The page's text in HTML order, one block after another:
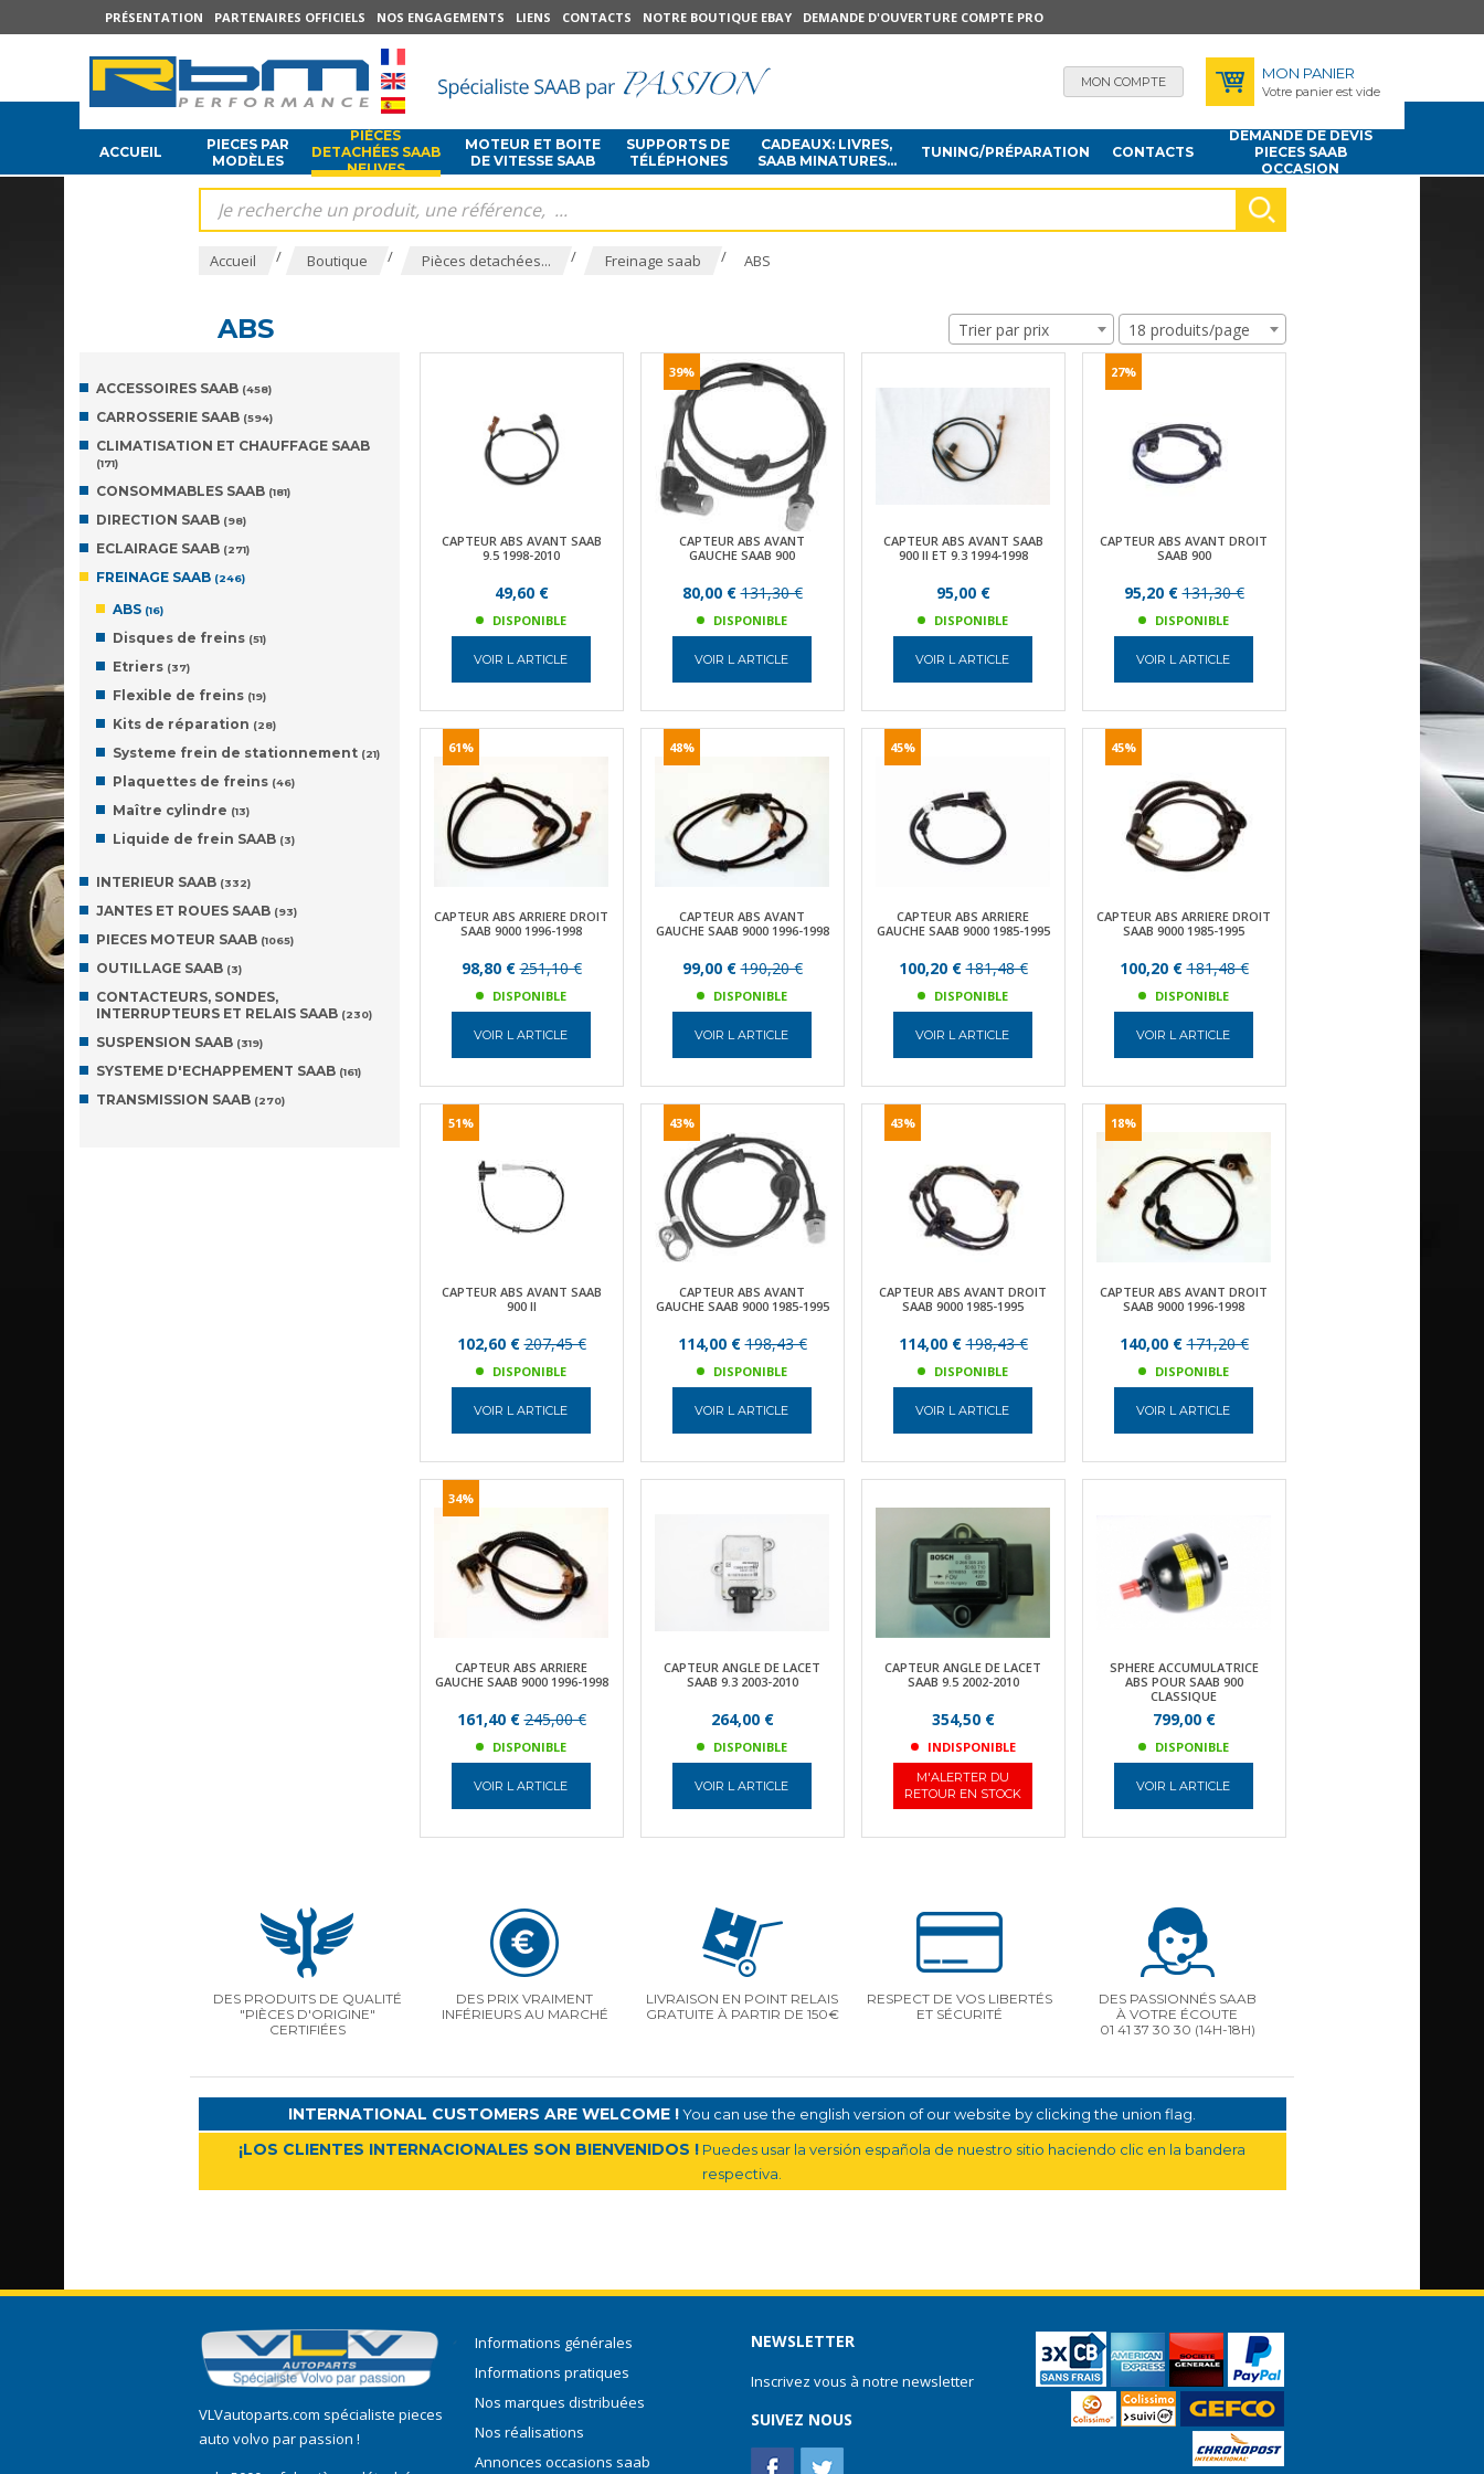
PRÉSENTATION PARTENAIRES OFFICIELS NOS ENGAGEMENTS LIENS CONTACTS NOTRE BOUTIQUE EBAY DEMANDE D'OUVERTURE COMPTE PRO
MON COMPTE MON PANIER
Votre panier est vide
ACCUEIL
PIECES PAR
MODÈLES
PIÈCES
DETACHÉES SAAB
NEUVES
MOTEUR ET BOITE
DE VITESSE SAAB
SUPPORTS DE
TÉLÉPHONES
CADEAUX: LIVRES,
SAAB MINATURES...
TUNING/PRÉPARATION CONTACTS
DEMANDE DE DEVIS
PIECES SAAB
OCCASION
Accueil / Boutique / Pièces detachées... / Freinage saab / ABS
ABS Trier par prix 18 produits/page
ACCESSOIRES SAAB (458)
CARROSSERIE SAAB (594)
CLIMATISATION ET CHAUFFAGE SAAB
(171)
CONSOMMABLES SAAB (181)
DIRECTION SAAB (98)
ECLAIRAGE SAAB (271)
FREINAGE SAAB (246)
ABS (16)
Disques de freins (51)
Etriers (37)
Flexible de freins (19)
Kits de réparation (28)
Systeme frein de stationnement (21)
Plaquettes de freins (46)
Maître cylindre (13)
Liquide de frein SAAB (3)
INTERIEUR SAAB (332)
JANTES ET ROUES SAAB (93)
PIECES MOTEUR SAAB (1065)
OUTILLAGE SAAB (3)
CONTACTEURS, SONDES,
INTERRUPTEURS ET RELAIS SAAB (230)
SUSPENSION SAAB (319)
SYSTEME D'ECHAPPEMENT SAAB (161)
TRANSMISSION SAAB (270)
CAPTEUR ABS AVANT SAAB
9.5 1998-2010
49,60 €
DISPONIBLE
VOIR L ARTICLE
39%
CAPTEUR ABS AVANT
GAUCHE SAAB 900
80,00 €131,30 €
DISPONIBLE
VOIR L ARTICLE
CAPTEUR ABS AVANT SAAB
900 II ET 9.3 1994-1998
95,00 €
DISPONIBLE
VOIR L ARTICLE
27%
CAPTEUR ABS AVANT DROIT
SAAB 900
95,20 €131,30 €
DISPONIBLE
VOIR L ARTICLE
61%
CAPTEUR ABS ARRIERE DROIT
SAAB 9000 1996-1998
98,80 €251,10 €
DISPONIBLE
VOIR L ARTICLE
48%
CAPTEUR ABS AVANT
GAUCHE SAAB 9000 1996-1998
99,00 €190,20 €
DISPONIBLE
VOIR L ARTICLE
45%
CAPTEUR ABS ARRIERE
GAUCHE SAAB 9000 1985-1995
100,20 €181,48 €
DISPONIBLE
VOIR L ARTICLE
45%
CAPTEUR ABS ARRIERE DROIT
SAAB 9000 1985-1995
100,20 €181,48 €
DISPONIBLE
VOIR L ARTICLE
51%
CAPTEUR ABS AVANT SAAB
900 II
102,60 €207,45 €
DISPONIBLE
VOIR L ARTICLE
43%
CAPTEUR ABS AVANT
GAUCHE SAAB 9000 1985-1995
114,00 €198,43 €
DISPONIBLE
VOIR L ARTICLE
43%
CAPTEUR ABS AVANT DROIT
SAAB 9000 1985-1995
114,00 €198,43 €
DISPONIBLE
VOIR L ARTICLE
18%
CAPTEUR ABS AVANT DROIT
SAAB 9000 1996-1998
140,00 €171,20 €
DISPONIBLE
VOIR L ARTICLE
34%
CAPTEUR ABS ARRIERE
GAUCHE SAAB 9000 1996-1998
161,40 €245,00 €
DISPONIBLE
VOIR L ARTICLE
CAPTEUR ANGLE DE LACET
SAAB 9.3 2003-2010
264,00 €
DISPONIBLE
VOIR L ARTICLE
CAPTEUR ANGLE DE LACET
SAAB 9.5 2002-2010
354,50 €
INDISPONIBLE
M'ALERTER DU
RETOUR EN STOCK
SPHERE ACCUMULATRICE
ABS POUR SAAB 900
CLASSIQUE
799,00 €
DISPONIBLE
VOIR L ARTICLE
DES PRODUITS DE QUALITÉ
"PIÈCES D'ORIGINE"
CERTIFIÉES
DES PRIX VRAIMENT
INFÉRIEURS AU MARCHÉ
LIVRAISON EN POINT RELAIS
GRATUITE À PARTIR DE 150€
RESPECT DE VOS LIBERTÉS
ET SÉCURITÉ
DES PASSIONNÉS SAAB
À VOTRE ÉCOUTE
01 41 37 30 30 (14H-18H)
INTERNATIONAL CUSTOMERS ARE WELCOME !You can use the english version of our website by clicking the union flag.
¡LOS CLIENTES INTERNACIONALES SON BIENVENIDOS ! Puedes usar la versión española de nuestro sitio haciendo clic en la bandera
respectiva.
VLVautoparts.com spécialiste pieces
auto volvo par passion !
Informations générales
Informations pratiques
Nos marques distribuées
Nos réalisations
Annonces occasions saab
NEWSLETTER
Inscrivez vous à notre newsletter
SUIVEZ NOUS